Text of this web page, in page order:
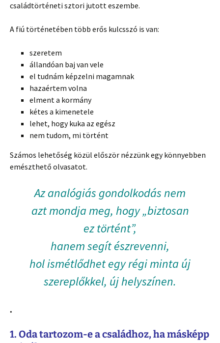
családtörténeti sztori jutott eszembe.
A fiú történetében több erős kulcsszó is van:
szeretem
állandóan baj van vele
el tudnám képzelni magamnak
hazaértem volna
elment a kormány
kétes a kimenetele
lehet, hogy kuka az egész
nem tudom, mi történt
Számos lehetőség közül először nézzünk egy könnyebben
emészthető olvasatot.
Az analógiás gondolkodás nem
azt mondja meg, hogy „biztosan
ez történt”,
hanem segít észrevenni,
hol ismétlődhet egy régi minta új
szereplőkkel, új helyszínen.
.
1. Oda tartozom-e a családhoz, ha másképp